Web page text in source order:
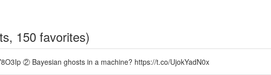
150 favorites)
② Bayesian ghosts in a machine? https://t.co/UjokYadN0x